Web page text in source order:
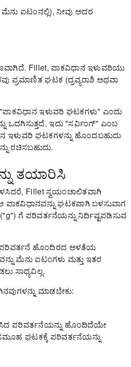
ಐಟಂನಲ್ಲಿ), ನೀವು ಅದರ
Fillet, ಪಾಕವಿಧಾನ ಇಳುವರಿಯು
ಪ್ರಮಾಣಿತ ಘಟಕ (ದ್ರವ್ಯರಾಶಿ ಅಥವಾ
ಇಳುವರಿ ಘಟಕಗಳು" ಎಂದು
ಒದಗಿಸುತ್ತದೆ, ಇದು "ಸರ್ವಿಂಗ್" ಎಂಬ
ಇಳುವರಿ ಘಟಕಗಳನ್ನು ಹೊಂದಬಹುದು
ರಚಿಸಬಹುದು.
ತಯಾರಿಸಿ
Fillet ಸ್ವಯಂಚಾಲಿತವಾಗಿ
ಪಾಕವಿಧಾನವನ್ನು ಘಟಕವಾಗಿ ಬಳಸುವಾಗ
("g") ಗೆ ಪರಿವರ್ತನೆಯನ್ನು ನಿರ್ದಿಷ್ಟಪಡಿಸುವ
ಪರಿವರ್ತನೆ ಹೊಂದಿರದ ಅಳತೆಯ
ಮೆನು ಐಟಂಗಳು ಮತ್ತು ಇತರ
ಸಾಧ್ಯವಿಲ್ಲ.
ಮಾಡಬೇಕು:
ಪರಿವರ್ತನೆಯನ್ನು ಹೊಂದಿದೆಯೇ
ಘಟಕಕ್ಕೆ ಪರಿವರ್ತನೆಯನ್ನು